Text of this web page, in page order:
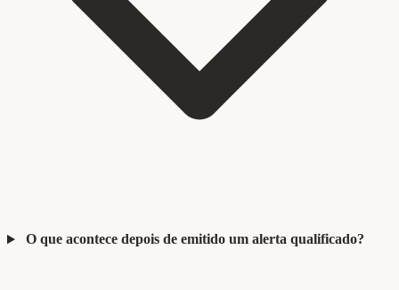
O que acontece depois de emitido um alerta qualificado?